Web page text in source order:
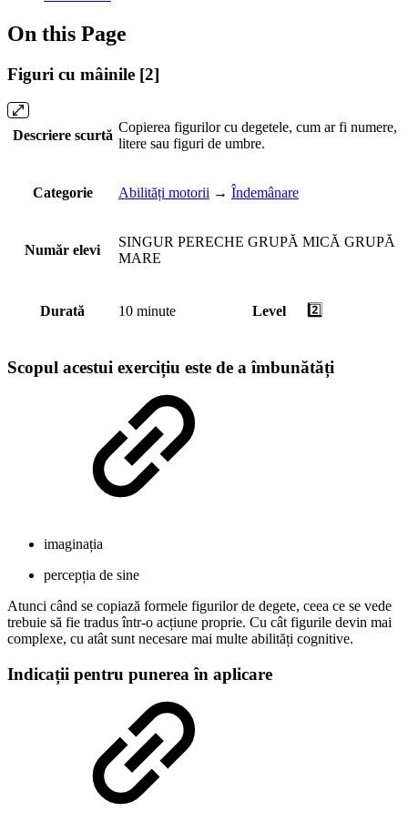
On this Page
Figuri cu mâinile [2]
Descriere scurtă
Copierea figurilor cu degetele, cum ar fi numere,
litere sau figuri de umbre.
Categorie Abilități motorii → Îndemânare
Număr elevi
SINGUR PERECHE GRUPĂ MICĂ GRUPĂ
MARE
Durată 10 minute Level 2️⃣
Scopul acestui exercițiu este de a îmbunătăți
imaginația
percepția de sine
Atunci când se copiază formele figurilor de degete, ceea ce se vede
trebuie să fie tradus într-o acțiune proprie. Cu cât figurile devin mai
complexe, cu atât sunt necesare mai multe abilități cognitive.
Indicații pentru punerea în aplicare